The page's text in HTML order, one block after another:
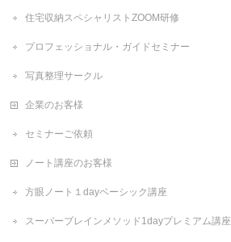
住宅収納スペシャリストZOOM研修
プロフェッショナル・ガイドセミナー
写真整理サークル
企業のお客様
セミナーご依頼
ノート講座のお客様
方眼ノート１dayベーシック講座
スーパーブレインメソッド1dayプレミアム講座